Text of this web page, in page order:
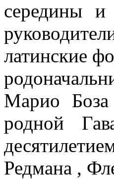
середины
латинские
Марио Боза
родной
Редмана ,